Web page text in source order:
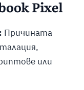
Pixel
Причината
или